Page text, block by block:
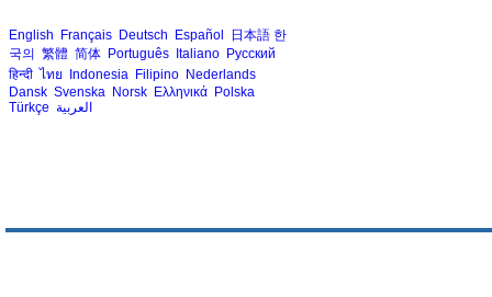
English Français Deutsch Español 日本語 한
국의 繁體 简体 Português Italiano Русский
हिन्दी ไทย Indonesia Filipino Nederlands
Dansk Svenska Norsk Ελληνικά Polska
Türkçe العربية